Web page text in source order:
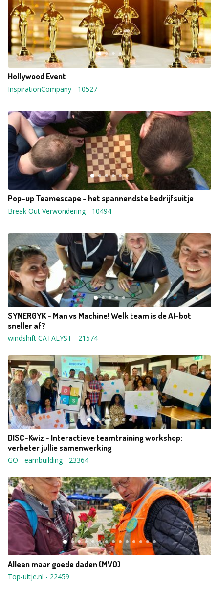
Hollywood Event
InspirationCompany - 10527
Pop-up Teamescape - het spannendste bedrijfsuitje
Break Out Verwondering- 10494
SYNERGYK - Man vs Machine! Welk team is de AI-bot
sneller af?
windshift CATALYST - 21574
DISC-Kwiz - Interactieve teamtraining workshop:
verbeter jullie samenwerking
GO Teambuilding- 23364
Alleen maar goede daden (MVO)
Top-uitje.nl - 22459